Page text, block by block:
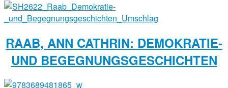
RAAB, ANN CATHRIN: DEMOKRATIE-
UND BEGEGNUNGSGESCHICHTEN